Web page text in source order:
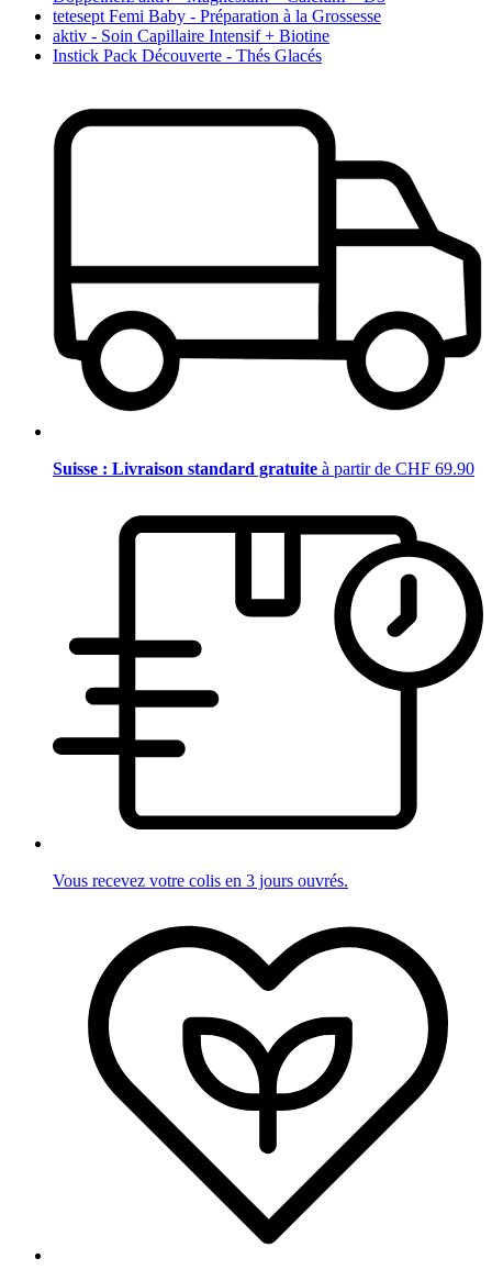
tetesept Femi Baby - Préparation à la Grossesse
aktiv - Soin Capillaire Intensif + Biotine
Instick Pack Découverte - Thés Glacés
Suisse : Livraison standard gratuite à partir de CHF 69.90
Vous recevez votre colis en 3 jours ouvrés.